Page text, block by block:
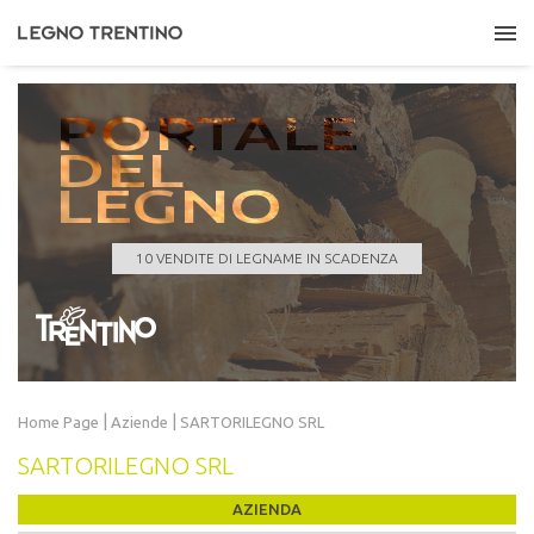
PORTALE
DEL
LEGNO
10 VENDITE DI LEGNAME IN SCADENZA
ASUC DI LONA
Quantità
121,000 m³
Data scadenza
24/08/2026 11:00:00
Home Page Aziende SARTORILEGNO SRL
SARTORILEGNO SRL
AZIENDA